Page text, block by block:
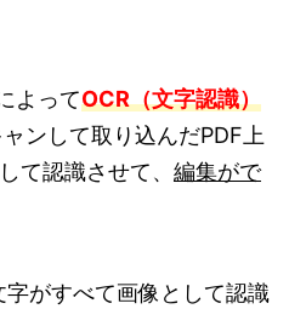
よってOCR（文字認識）
ンして取り込んだPDF上
て認識させて、 編集がで
字がすべて画像として認識